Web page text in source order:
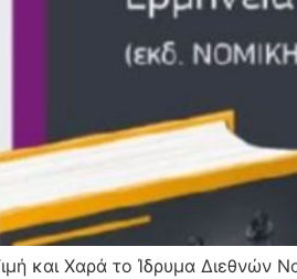
και Χαρά το Ίδρυμα